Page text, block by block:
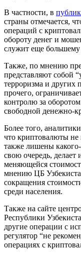
В частности, в
страны отмечается,
операций с
обороту денег и
служит еще большему
Также, по мнению
представляют собой
терроризма и других
прочего,
контролю за
свободной денежно-
Более того,
что криптовалюты не
также лишены
свою очередь,
меняющейся
мнению ЦБ
сокращения
среди населения.
Также на сайте
Республики
другие операции с
регулятор “не
операциях с